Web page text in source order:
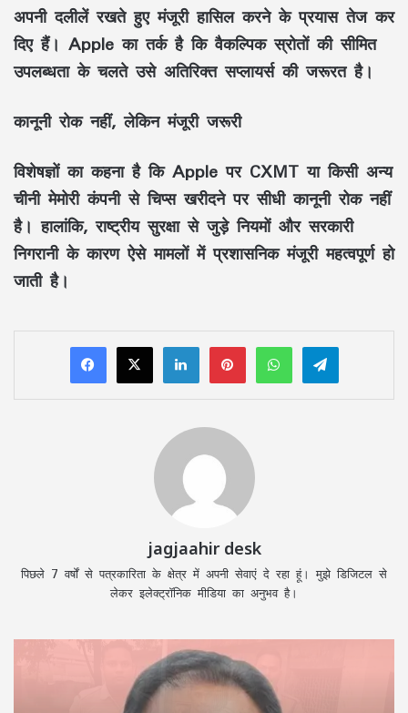
अपनी दलीलें रखते हुए मंजूरी हासिल करने के प्रयास तेज कर
दिए हैं। Apple का तर्क है कि वैकल्पिक स्रोतों की सीमित
उपलब्धता के चलते उसे अतिरिक्त सप्लायर्स की जरूरत है।
कानूनी रोक नहीं, लेकिन मंजूरी जरूरी
विशेषज्ञों का कहना है कि Apple पर CXMT या किसी अन्य
चीनी मेमोरी कंपनी से चिप्स खरीदने पर सीधी कानूनी रोक नहीं
है। हालांकि, राष्ट्रीय सुरक्षा से जुड़े नियमों और सरकारी
निगरानी के कारण ऐसे मामलों में प्रशासनिक मंजूरी महत्वपूर्ण हो
जाती है।
LinkedInPinterestWhatsAppTelegram
jagjaahir desk
पिछले 7 वर्षों से पत्रकारिता के क्षेत्र में अपनी सेवाएं दे रहा हूं। मुझे डिजिटल से
लेकर इलेक्ट्रॉनिक मीडिया का अनुभव है।